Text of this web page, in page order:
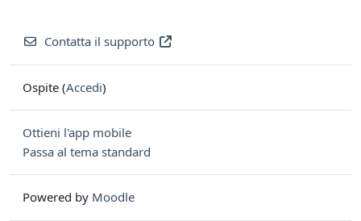
Contatta il supporto
Ospite (Accedi)
Ottieni l'app mobile
Passa al tema standard
Powered by Moodle